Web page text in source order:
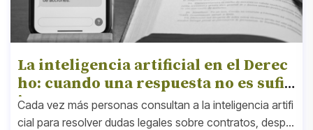
La inteligencia artificial en el Derec
ho: cuando una respuesta no es sufic
iente
Cada vez más personas consultan a la inteligencia artifi
cial para resolver dudas legales sobre contratos, despid